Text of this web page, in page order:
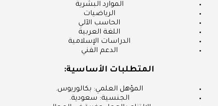
الموارد البشرية
الرياضيات
الحاسب الآلي
اللغة العربية
الدراسات الإسلامية
الدعم الفني
المتطلبات الأساسية:
المؤهل العلمي: بكالوريوس.
الجنسية: سعودية.